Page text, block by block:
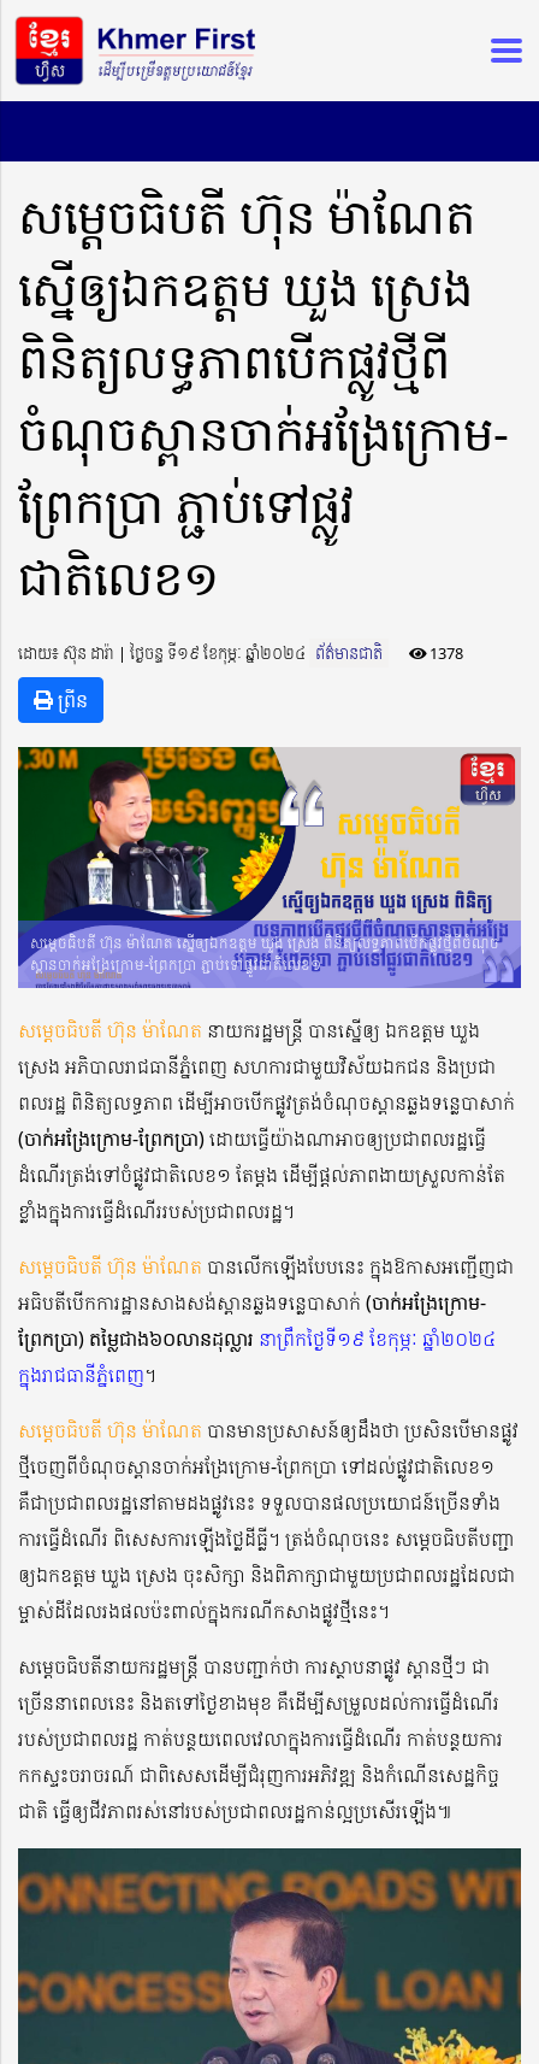
សម្តេចធិបតី ហ៊ុន ម៉ាណែត
ស្នើឲ្យឯកឧត្តម ឃួង ស្រេង
ពិនិត្យលទ្ធភាពបើកផ្លូវថ្មីពី
ចំណុចស្ពានចាក់អង្រែក្រោម-
ព្រែកប្រា ភ្ជាប់ទៅផ្លូវ
ជាតិលេខ១
ដោយ៖ ស៊ុន ដារ៉ា ​​ | ថ្ងៃចន្ទ ទី១៩ ខែកុម្ភៈ ឆ្នាំ២០២៤ ព័ត៌មានជាតិ 1378
ព្រីន
សម្តេចធិបតី ហ៊ុន ម៉ាណែត ស្នើឲ្យឯកឧត្តម ឃួង ស្រេង ពិនិត្យលទ្ធភាពបើកផ្លូវថ្មីពីចំណុច
ស្ពានចាក់អង្រែក្រោម-ព្រែកប្រា ភ្ជាប់ទៅផ្លូវជាតិលេខ១
សម្តេចធិបតី ហ៊ុន ម៉ាណែត នាយករដ្ឋមន្ត្រី បានស្នើឲ្យ ឯកឧត្តម ឃួង
ស្រេង អភិបាលរាជធានីភ្នំពេញ សហការជាមួយវិស័យឯកជន និងប្រជា
ពលរដ្ឋ ពិនិត្យលទ្ធភាព ដើម្បីអាចបើកផ្លូវត្រង់ចំណុចស្ពានឆ្លងទន្លេបាសាក់
(ចាក់អង្រែក្រោម-ព្រែកប្រា)ដោយធ្វើយ៉ាងណាអាចឲ្យប្រជាពលរដ្ឋធ្វើ
ដំណើរត្រង់ទៅចំផ្លូវជាតិលេខ១ តែម្ដង ដើម្បីផ្ដល់ភាពងាយស្រួលកាន់តែ
ខ្លាំងក្នុងការធ្វើដំណើររបស់ប្រជាពលរដ្ឋ។
សម្តេចធិបតី ហ៊ុន ម៉ាណែត បានលើកឡើងបែបនេះ ក្នុងឱកាសអញ្ជើញជា
អធិបតីបើកការដ្ឋានសាងសង់ស្ពានឆ្លងទន្លេបាសាក់ (ចាក់អង្រែក្រោម-
ព្រែកប្រា) តម្លៃជាង៦០លានដុល្លារ នាព្រឹកថ្ងៃទី១៩ ខែកុម្ភៈ ឆ្នាំ២០២៤
ក្នុងរាជធានីភ្នំពេញ។
សម្តេចធិបតី ហ៊ុន ម៉ាណែត បានមានប្រសាសន៍ឲ្យដឹងថា ប្រសិនបើមានផ្លូវ
ថ្មីចេញពីចំណុចស្ពានចាក់អង្រែក្រោម-ព្រែកប្រា ទៅដល់ផ្លូវជាតិលេខ១
គឺជាប្រជាពលរដ្ឋនៅតាមដងផ្លូវនេះ ទទួលបានផលប្រយោជន៍ច្រើនទាំង
ការធ្វើដំណើរ ពិសេសការឡើងថ្លៃដីធ្លី។ ត្រង់ចំណុចនេះ សម្តេចធិបតីបញ្ជា
ឲ្យឯកឧត្តម ឃួង ស្រេង ចុះសិក្សា និងពិភាក្សាជាមួយប្រជាពលរដ្ឋដែលជា
ម្ចាស់ដីដែលរងផលប៉ះពាល់ក្នុងករណីកសាងផ្លូវថ្មីនេះ។
សម្តេចធិបតីនាយករដ្ឋមន្ត្រី បានបញ្ជាក់ថា ការស្ថាបនាផ្លូវ ស្ពានថ្មីៗ ជា
ច្រើននាពេលនេះ និងតទៅថ្ងៃខាងមុខ គឺដើម្បីសម្រួលដល់ការធ្វើដំណើរ
របស់ប្រជាពលរដ្ឋ កាត់បន្ថយពេលវេលាក្នុងការធ្វើដំណើរ កាត់បន្ថយការ
កកស្ទះចរាចរណ៍ ជាពិសេសដើម្បីជំរុញការអភិវឌ្ឍ និងកំណើនសេដ្ឋកិច្ច
ជាតិ ធ្វើឲ្យជីវភាពរស់នៅរបស់ប្រជាពលរដ្ឋកាន់ល្អប្រសើរឡើង៕